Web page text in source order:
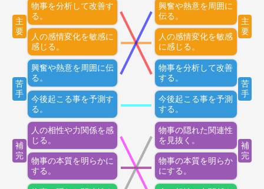
主
要
物事を分析して改善す
る。
興奮や熱意を周囲に
伝る。
主
要
人の感情変化を敏感に
感じる。
人の感情変化を敏感
に感じる。
苦
手
興奮や熱意を周囲に伝
る。
物事を分析して改善
する。
苦
手
今後起こる事を予測す
る。
今後起こる事を予測
する。
補
完
人の相性や力関係を感
じる。
物事の隠れた関連性
を見抜く。
補
完
物事の本質を明らかに
する。
物事の本質を明らか
にする。